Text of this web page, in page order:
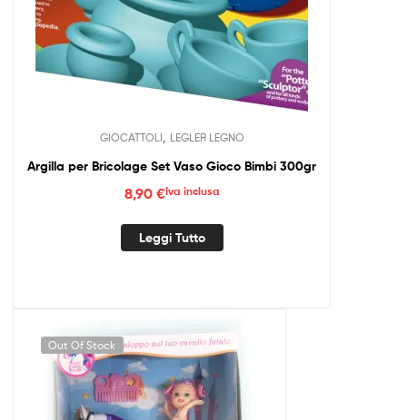
GIOCATTOLI LEGLER LEGNO
Argilla per Bricolage Set Vaso Gioco Bimbi 300gr
8,90 €Iva inclusa
Leggi Tutto
Out Of Stock